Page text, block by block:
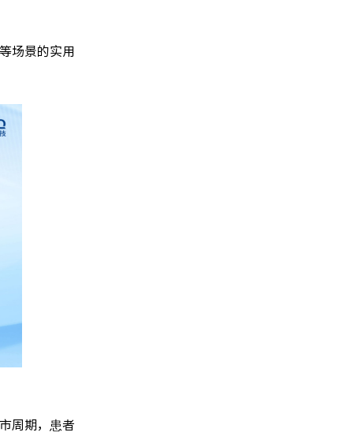
场景的实用
周期，患者